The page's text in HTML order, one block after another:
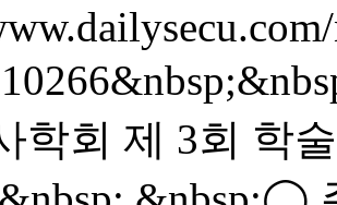
학회 제 3회 학